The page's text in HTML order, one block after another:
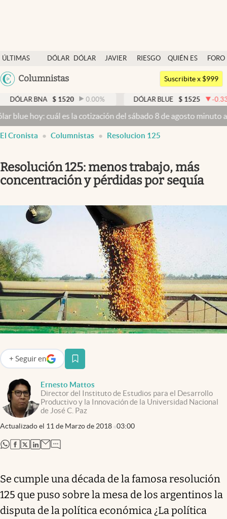
ÚLTIMAS
NOTICIAS
DÓLAR
DÓLAR
JAVIER
RIESGO
QUIÉN ES
QUIÉN
FORO
Argentina
México
Columnistas
Dólar
Members
Economía y Política
Finanzas y Mercados
Mercados Online
Apertura
Clase
Clima
Mundial 2026
Eventos Corporativos
El Cronista Studio
Mediakit
abre en nueva pestaña
Suscribite x $999
BNA $ 1520 0.00% DÓLAR BLUE $ 1525 -0.33%
cuál es la cotización del sábado 8 de agosto minuto a minuto
El Cronista Columnistas Resolucion 125
Resolución 125: menos trabajo, más
concentración y pérdidas por sequía
Ernesto Mattos
Director del Instituto de Estudios para el Desarrollo
Productivo y la Innovación de la Universidad Nacional
de José C. Paz
Actualizado el 11 de Marzo de 2018 03:00
+ Seguir en
abre en nueva pestaña
abre en nueva pestaña
abre en nueva pestaña
abre en nueva pestaña
abre en nueva pestaña
Se cumple una década de la famosa resolución
125 que puso sobre la mesa de los argentinos la
disputa de la política económica ¿La política